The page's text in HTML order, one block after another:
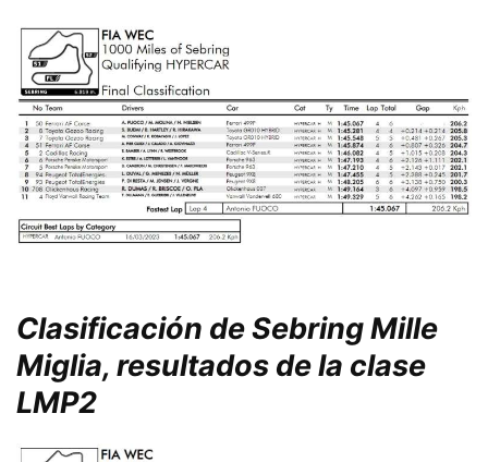
Clasificación de Sebring Mille
Miglia, resultados de la clase
LMP2